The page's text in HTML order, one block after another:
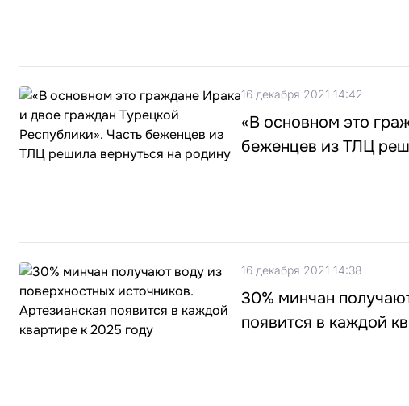
16 декабря 2021 14:42
«В основном это
беженцев из ТЛЦ
16 декабря 2021 14:38
30% минчан
появится в каждой